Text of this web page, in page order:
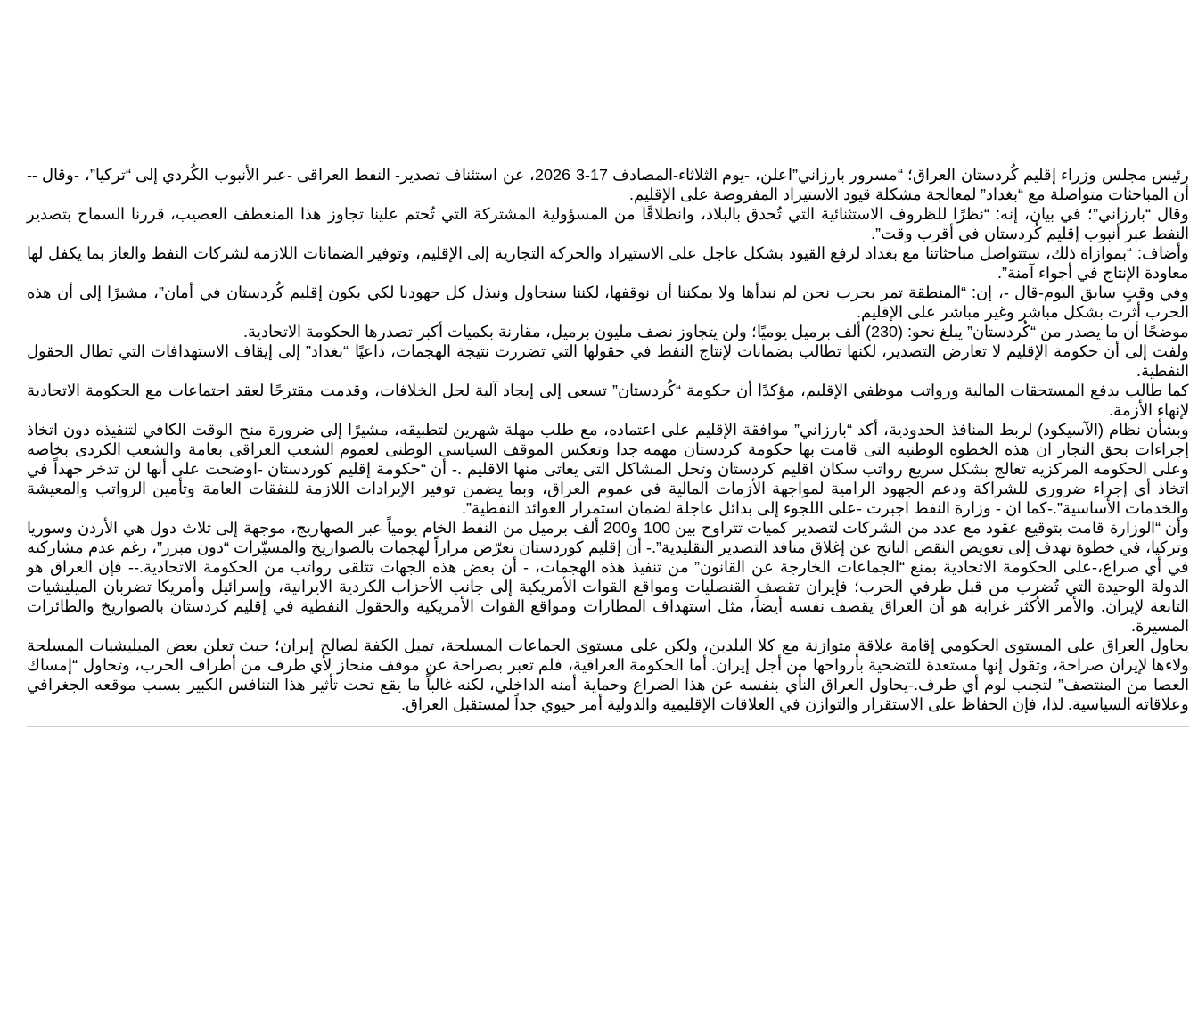
رئيس مجلس وزراء إقليم كُردستان العراق؛ “مسرور بارزاني”اعلن، -يوم الثلاثاء-المصادف 17-3 2026، عن استئناف تصدير- النفط العراقى -عبر الأنبوب الكُردي إلى “تركيا”، -وقال --
أن المباحثات متواصلة مع “بغداد” لمعالجة مشكلة قيود الاستيراد المفروضة على الإقليم.
وقال “بارزاني”؛ في بيان، إنه: “‏نظرًا للظروف الاستثنائية التي تُحدق بالبلاد، وانطلاقًا من المسؤولية المشتركة التي تُحتم علينا تجاوز هذا المنعطف العصيب، قررنا السماح بتصدير
النفط عبر أنبوب إقليم كُردستان في أقرب وقت”.
وأضاف: “بموازاة ذلك، ستتواصل مباحثاتنا مع بغداد لرفع القيود بشكل عاجل على الاستيراد والحركة التجارية إلى الإقليم، وتوفير الضمانات اللازمة لشركات النفط والغاز بما يكفل لها
معاودة الإنتاج في أجواء آمنة”.
وفي وقتٍ سابق اليوم-قال -، إن: “المنطقة تمر بحرب نحن لم نبدأها ولا يمكننا أن نوقفها، لكننا سنحاول ونبذل كل جهودنا لكي يكون إقليم كُردستان في أمان”، مشيرًا إلى أن هذه
الحرب أثرت بشكل مباشر وغير مباشر على الإقليم.
موضحًا أن ما يصدر من “كُردستان” يبلغ نحو: (230) ألف برميل يوميًا؛ ولن يتجاوز نصف مليون برميل، مقارنة بكميات أكبر تصدرها الحكومة الاتحادية.
ولفت إلى أن حكومة الإقليم لا تعارض التصدير، لكنها تطالب بضمانات لإنتاج النفط في حقولها التي تضررت نتيجة الهجمات، داعيًا “بغداد” إلى إيقاف الاستهدافات التي تطال الحقول
النفطية.
كما طالب بدفع المستحقات المالية ورواتب موظفي الإقليم، مؤكدًا أن حكومة “كُردستان” تسعى إلى إيجاد آلية لحل الخلافات، وقدمت مقترحًا لعقد اجتماعات مع الحكومة الاتحادية
لإنهاء الأزمة.
وبشأن نظام (الآسيكود) لربط المنافذ الحدودية، أكد “بارزاني” موافقة الإقليم على اعتماده، مع طلب مهلة شهرين لتطبيقه، مشيرًا إلى ضرورة منح الوقت الكافي لتنفيذه دون اتخاذ
إجراءات بحق التجار ان هذه الخطوه الوطنيه التى قامت بها حكومة كردستان مهمه جدا وتعكس الموقف السياسى الوطنى لعموم الشعب العراقى بعامة والشعب الكردى بخاصه
وعلى الحكومه المركزيه تعالج بشكل سريع رواتب سكان اقليم كردستان وتحل المشاكل التى يعاتى منها الاقليم .- أن “حكومة إقليم كوردستان -اوضحت على أنها لن تدخر جهداً في
اتخاذ أي إجراء ضروري للشراكة ودعم الجهود الرامية لمواجهة الأزمات المالية في عموم العراق، وبما يضمن توفير الإيرادات اللازمة للنفقات العامة وتأمين الرواتب والمعيشة
والخدمات الأساسية”.-كما ان - وزارة النفط اجبرت -على اللجوء إلى بدائل عاجلة لضمان استمرار العوائد النفطية”.
وأن “الوزارة قامت بتوقيع عقود مع عدد من الشركات لتصدير كميات تتراوح بين 100 و200 ألف برميل من النفط الخام يومياً عبر الصهاريج، موجهة إلى ثلاث دول هي الأردن وسوريا
وتركيا، في خطوة تهدف إلى تعويض النقص الناتج عن إغلاق منافذ التصدير التقليدية”.- أن إقليم كوردستان تعرّض مراراً لهجمات بالصواريخ والمسيّرات “دون مبرر”، رغم عدم مشاركته
في أي صراع،-على الحكومة الاتحادية بمنع “الجماعات الخارجة عن القانون” من تنفيذ هذه الهجمات، - أن بعض هذه الجهات تتلقى رواتب من الحكومة الاتحادية.-- فإن العراق هو
الدولة الوحيدة التي تُضرب من قبل طرفي الحرب؛ فإيران تقصف القنصليات ومواقع القوات الأمريكية إلى جانب الأحزاب الكردية الايرانية، وإسرائيل وأمريكا تضربان الميليشيات
التابعة لإيران. والأمر الأكثر غرابة هو أن العراق يقصف نفسه أيضاً، مثل استهداف المطارات ومواقع القوات الأمريكية والحقول النفطية في إقليم كردستان بالصواريخ والطائرات
المسيرة.
يحاول العراق على المستوى الحكومي إقامة علاقة متوازنة مع كلا البلدين، ولكن على مستوى الجماعات المسلحة، تميل الكفة لصالح إيران؛ حيث تعلن بعض الميليشيات المسلحة
ولاءها لإيران صراحة، وتقول إنها مستعدة للتضحية بأرواحها من أجل إيران. أما الحكومة العراقية، فلم تعبر بصراحة عن موقف منحاز لأي طرف من أطراف الحرب، وتحاول “إمساك
العصا من المنتصف” لتجنب لوم أي طرف.-يحاول العراق النأي بنفسه عن هذا الصراع وحماية أمنه الداخلي، لكنه غالباً ما يقع تحت تأثير هذا التنافس الكبير بسبب موقعه الجغرافي
وعلاقاته السياسية. لذا، فإن الحفاظ على الاستقرار والتوازن في العلاقات الإقليمية والدولية أمر حيوي جداً لمستقبل العراق.